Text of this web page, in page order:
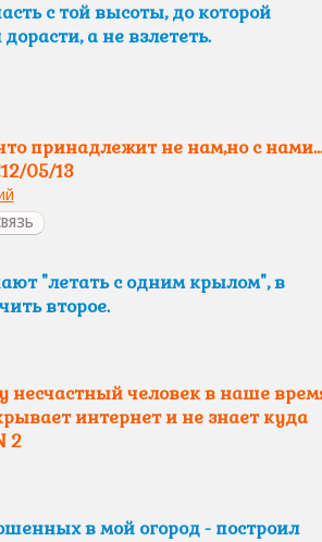
с той высоты, до которой
а не взлететь.
принадлежит не нам,но с нами...
05/13
"летать с одним крылом", в
второе.
несчастный человек в наше
интернет и не знает куда
2
в мой огород - построил